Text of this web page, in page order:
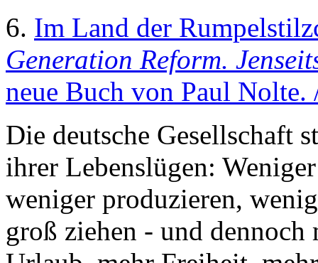
6. Im Land der
Generation Reform.
neue Buch von Paul Nolte.
Die deutsche Gesellschaft
ihrer Lebenslügen:
weniger produzieren,
groß ziehen - und